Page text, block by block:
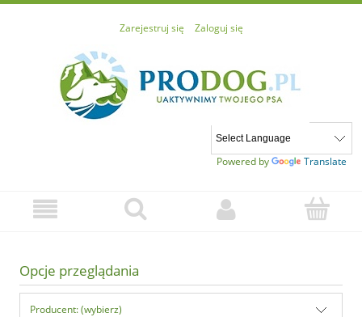
Zarejestruj się Zaloguj się
Powered by Translate
Opcje przeglądania
Producent: (wybierz)